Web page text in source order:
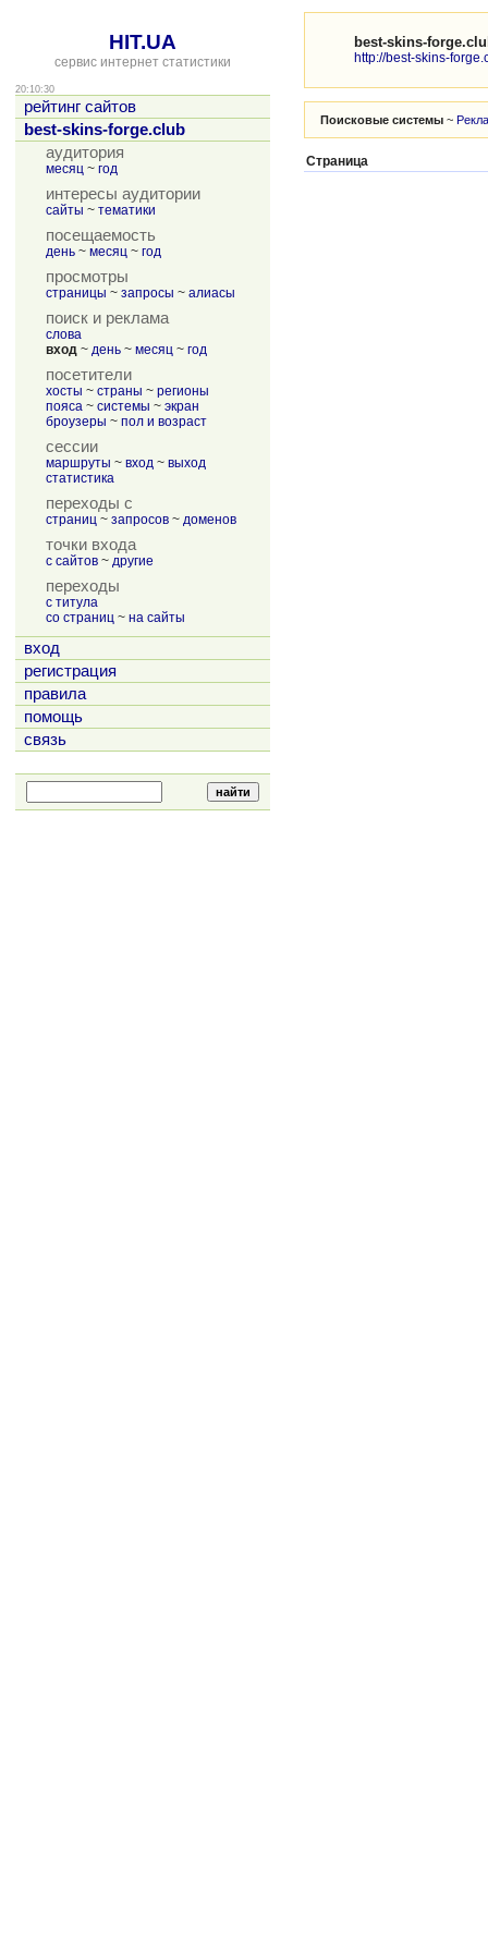
HIT.UA
сервис интернет статистики
20:10:30
рейтинг сайтов
best-skins-forge.club
аудитория
месяц ~ год
интересы аудитории
сайты ~ тематики
посещаемость
день ~ месяц ~ год
просмотры
страницы ~ запросы ~ алиасы
поиск и реклама
слова
вход ~ день ~ месяц ~ год
посетители
хосты ~ страны ~ регионы
пояса ~ системы ~ экран
броузеры ~ пол и возраст
сессии
маршруты ~ вход ~ выход
статистика
переходы с
страниц ~ запросов ~ доменов
точки входа
с сайтов ~ другие
переходы
с титула
со страниц ~ на сайты
вход
регистрация
правила
помощь
связь
best-skins-
http://best-skins-
Поисковые системы ~
Страница